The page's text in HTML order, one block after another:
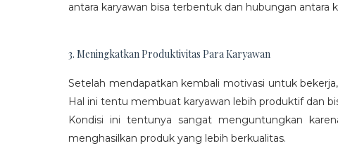
antara karyawan bisa terbentuk dan hubungan antara
3. Meningkatkan Produktivitas Para Karyawan
Setelah mendapatkan kembali motivasi untuk
Hal ini tentu membuat karyawan lebih produktif dan
Kondisi ini tentunya sangat menguntungkan
menghasilkan produk yang lebih berkualitas.